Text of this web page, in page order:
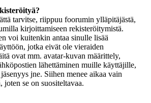
tarvitse, riippuu foorumin ylläpitäjästä,
kirjoittamiseen rekisteröitymistä.
voi kuitenkin antaa sinulle lisää
jotka eivät ole vieraiden
ovat mm. avatar-kuvan määrittely,
lähettäminen muille käyttäjille,
jne. Siihen menee aikaa vain
joten se on suositeltavaa.